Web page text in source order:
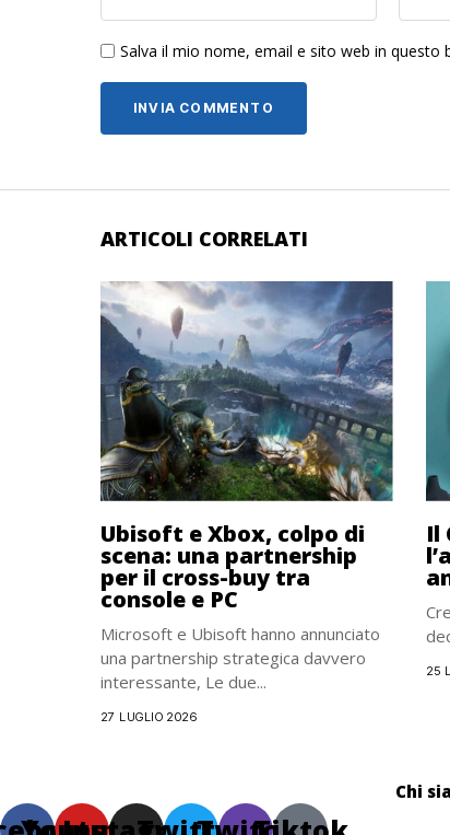
Salva il mio nome, email e sito web in
ARTICOLI CORRELATI
Ubisoft e Xbox, colpo di
scena: una partnership
per il cross-buy tra
console e PC
Microsoft e Ubisoft hanno annunciato
una partnership strategica davvero
interessante, Le due...
27 LUGLIO 2026
Il
25
Chi